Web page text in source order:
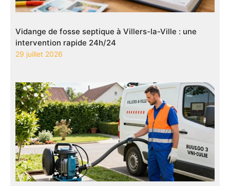
Vidange de fosse septique à Villers-la-Ville : une
intervention rapide 24h/24
29 juillet 2026